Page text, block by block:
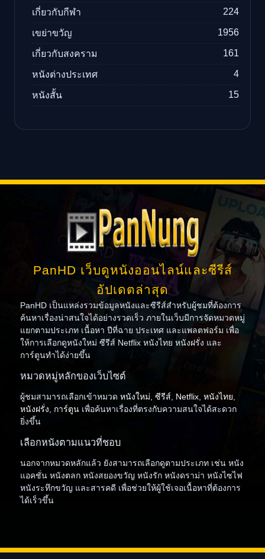
เกี่ยวกับกีฬา 224
เขย่าขวัญ 1956
เกี่ยวกับสงคราม 161
หนังต่างประเทศ 4
หนังสั้น 15
PanHD เว็บดูหนังออนไลน์และซีรีส์
อัปเดตล่าสุด
PanHD เป็นแหล่งรวมข้อมูลหนังและซีรีส์สำหรับผู้ชมที่ต้องการ
ค้นหาเรื่องน่าสนใจได้อย่างรวดเร็ว ภายในเว็บมีการจัดหมวดหมู่
แยกตามประเภท เนื้อหา ปีที่ฉาย ประเทศ และแพลตฟอร์ม เพื่อ
ให้การเลือกดูหนังใหม่ ซีรีส์ Netflix หนังไทย หนังฝรั่ง และ
การ์ตูนทำได้ง่ายขึ้น
หมวดหมู่หลักของเว็บไซต์
ผู้ชมสามารถเลือกเข้าหมวด หนังใหม่, ซีรีส์, Netflix, หนังไทย,
หนังฝรั่ง, การ์ตูน เพื่อค้นหาเรื่องที่ตรงกับความสนใจได้สะดวก
ยิ่งขึ้น
เลือกหนังตามแนวที่ชอบ
นอกจากหมวดหลักแล้ว ยังสามารถเลือกดูตามประเภท เช่น หนัง
แอคชั่น หนังตลก หนังสยองขวัญ หนังรัก หนังดราม่า หนังไซไฟ
หนังระทึกขวัญ และสารคดี เพื่อช่วยให้ผู้ใช้เจอเนื้อหาที่ต้องการ
ได้เร็วขึ้น